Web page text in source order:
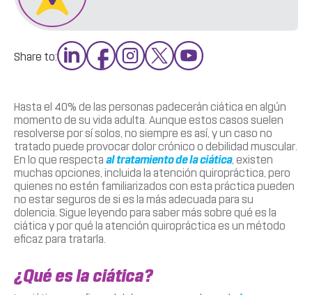
Share to:
Hasta el 40% de las personas padecerán ciática en algún
momento de su vida adulta. Aunque estos casos suelen
resolverse por sí solos, no siempre es así, y un caso no
tratado puede provocar dolor crónico o debilidad muscular.
En lo que respecta al tratamiento de la ciática, existen
muchas opciones, incluida la atención quiropráctica, pero
quienes no estén familiarizados con esta práctica pueden
no estar seguros de si es la más adecuada para su
dolencia. Sigue leyendo para saber más sobre qué es la
ciática y por qué la atención quiropráctica es un método
eficaz para tratarla.
¿Qué es la ciática?